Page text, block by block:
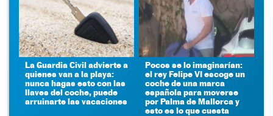
La Guardia Civil advierte a
quienes van a la playa:
nunca hagas esto con las
llaves del coche, puede
arruinarte las vacaciones
Pocos se lo imaginarían:
el rey Felipe VI escoge un
coche de una marca
española para moverse
por Palma de Mallorca y
esto es lo que cuesta